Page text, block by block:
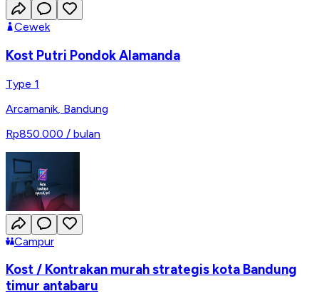
Cewek
Kost Putri Pondok Alamanda
Type 1
Arcamanik Bandung
Rp850.000 / bulan
Campur
Kost / Kontrakan murah strategis kota Bandung
timur antabaru